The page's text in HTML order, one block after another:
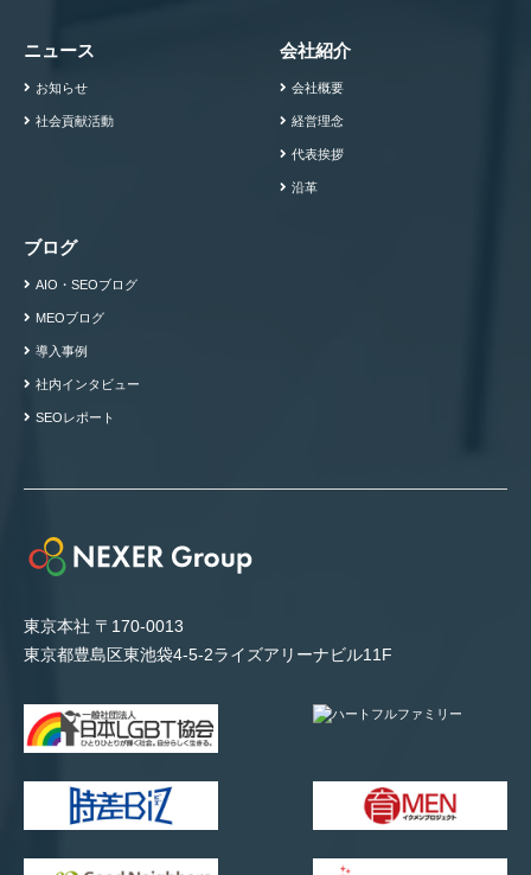
東京本社 〒170-0013
東京都豊島区東池袋4-5-2ライズアリーナビル11F
ニュース
お知らせ
社会貢献活動
会社紹介
会社概要
経営理念
代表挨拶
沿革
ブログ
AIO・SEOブログ
MEOブログ
導入事例
社内インタビュー
SEOレポート